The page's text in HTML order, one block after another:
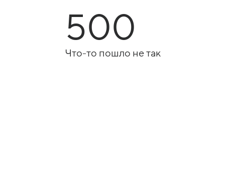
500
Что-то пошло не так